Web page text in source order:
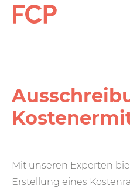
Direkt
zumFCP
Logo
Mit unseren Experten
Erstellung eines